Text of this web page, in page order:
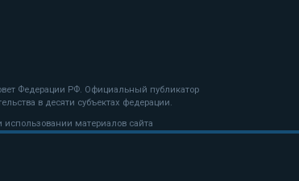
Федерации РФ. Официальный публикатор
в десяти субъектах федерации.
использовании материалов сайта